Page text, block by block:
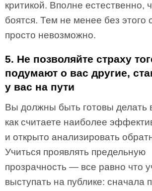
критикой. Вполне естественно,
боятся. Тем не менее без этого
просто невозможно.
5. Не позволяйте страху
подумают о вас другие,
у вас на пути
Вы должны быть готовы делать
как считаете наиболее
и открыто анализировать
Учиться проявлять предельную
прозрачность — все равно что
выступать на публике: сначала